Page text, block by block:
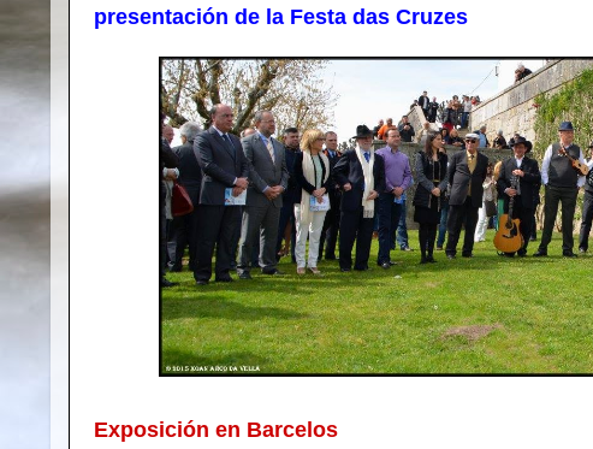
presentación de la Festa das Cruzes
Exposición en Barcelos